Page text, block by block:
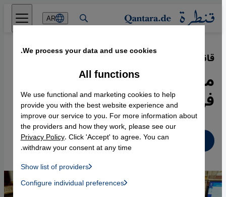
Direkt zum Inhalt springen
AR
قانون الهجرة الجديد في فرنسا·
25.12.2023
مزايدات على ظهر المهاجرين
في بازار فرنسا السياسي
We process your data and use cookies.
All functions
We use functional and marketing cookies to help
provide you with the best website experience and
improve our service to you. For more information about
the providers and how they work, please see our
Privacy Policy. Click 'Accept' to agree. You can
withdraw your consent at any time.
Show list of providers
Instagram Embed, Twitter Embed, Youtube Embed
Facebook Embed / Facebook Connect
Configure individual preferences